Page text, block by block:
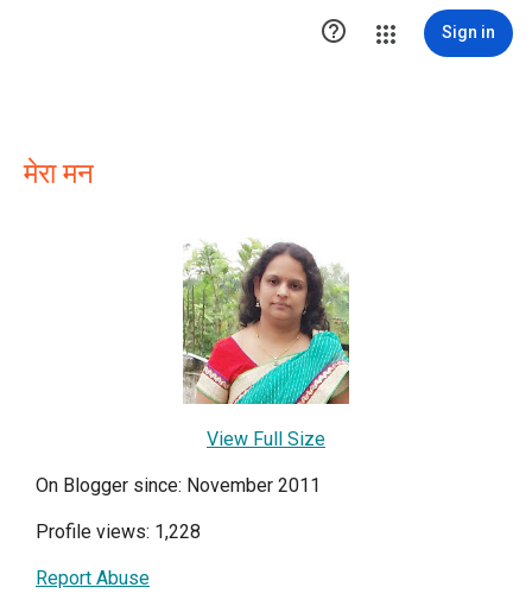
 Sign in
मेरा मन
View Full Size
On Blogger since: November 2011
Profile views: 1,228
Report Abuse